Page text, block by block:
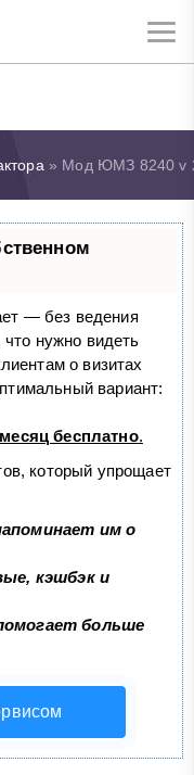
» Мод ЮМЗ 8240 v
— без ведения
нужно видеть
о визитах
вариант:
бесплатно.
который упрощает
им о
кэшбэк и
больше